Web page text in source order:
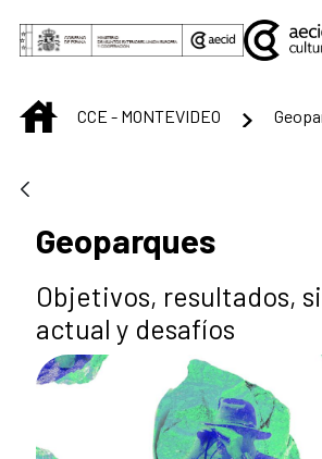
Saltar al contenido principal
INICIOCCE - MONTEVIDEO
Geoparques
Objetivos, resultados,
actual y desafíos